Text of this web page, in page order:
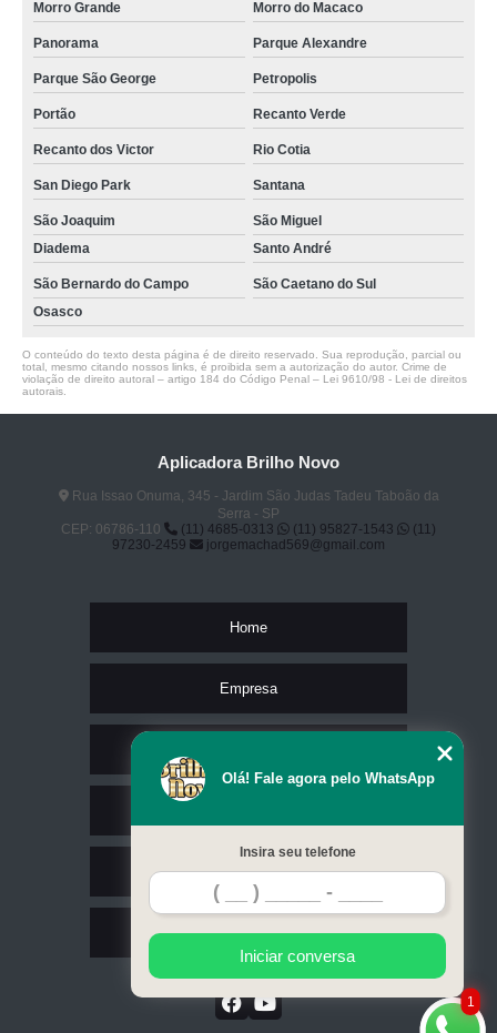
Morro Grande Morro do Macaco
Panorama Parque Alexandre
Parque São George Petropolis
Portão Recanto Verde
Recanto dos Victor Rio Cotia
San Diego Park Santana
São Joaquim
São Miguel
Diadema
Santo André
São Bernardo do Campo
São Caetano do Sul
Osasco
O conteúdo do texto desta página é de direito reservado. Sua reprodução, parcial ou
total, mesmo citando nossos links, é proibida sem a autorização do autor. Crime de
violação de direito autoral – artigo 184 do Código Penal – Lei 9610/98 - Lei de direitos
autorais
Aplicadora Brilho Novo
Rua Issao Onuma, 345 - Jardim São Judas Tadeu Taboão da
Serra - SP
CEP: 06786-110
(11) 4685-0313 (11) 95827-1543
(11)
97230-2459
jorgemachad569@gmail.com
Home
Empresa
Contato
Mapa do site
1
Olá! Fale agora pelo WhatsApp
Insira seu telefone
Iniciar conversa